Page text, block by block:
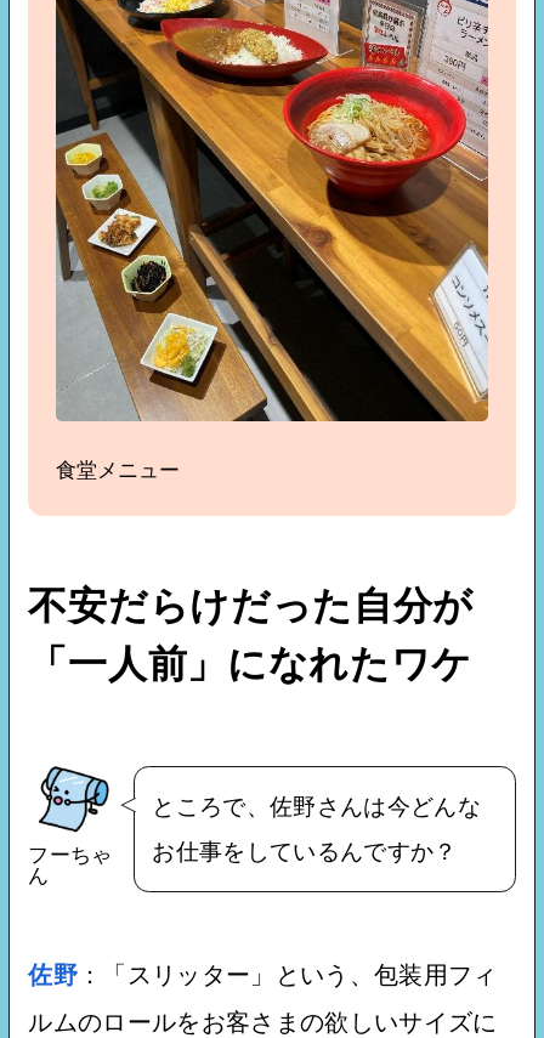
食堂メニュー
不安だらけだった自分が
「一人前」になれたワケ
フーちゃ
ん
ところで、佐野さんは今どんな
お仕事をしているんですか？
佐野 ：「スリッター」という、包装用フィ
ルムのロールをお客さまの欲しいサイズに